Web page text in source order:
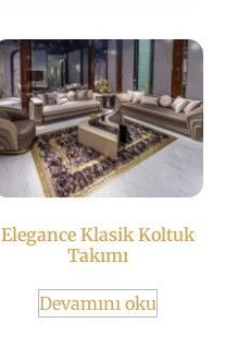
Elegance Klasik Koltuk
Takımı
Devamını oku